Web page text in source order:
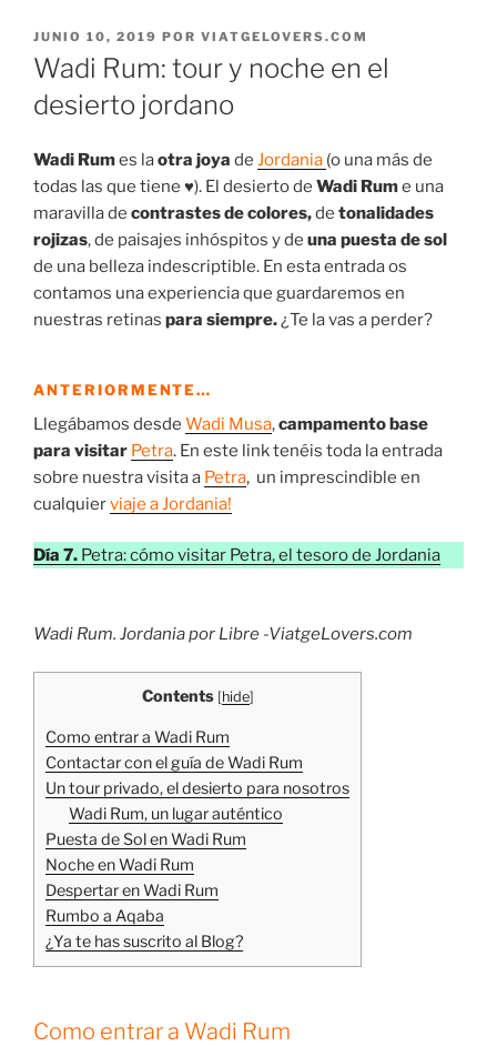
PUBLICADO
EL
JUNIO 10, 2019 POR VIATGELOVERS.COM
Wadi Rum: tour y noche en el
desierto jordano
Wadi Rumes laotra joya de Jordania (o una más de
todas las que tiene ♥). El desierto de Wadi Rume una
maravilla de contrastes de colores,de tonalidades
rojizas, de paisajes inhóspitos y de una puesta de sol
de una belleza indescriptible. En esta entrada os
contamos una experiencia que guardaremos en
nuestras retinas para siempre.¿Te la vas a perder?
ANTERIORMENTE…
Llegábamos desde Wadi Musa,campamento base
para visitar Petra. En este link tenéis toda la entrada
sobre nuestra visita a Petra, un imprescindible en
cualquierviaje a Jordania!
Día 7. Petra: cómo visitar Petra, el tesoro de Jordania
Wadi Rum. Jordania por Libre -ViatgeLovers.com
Contents [hide]
Como entrar a Wadi Rum
Contactar con el guía de Wadi Rum
Un tour privado, el desierto para nosotros
Wadi Rum, un lugar auténtico
Puesta de Sol en Wadi Rum
Noche en Wadi Rum
Despertar en Wadi Rum
Rumbo a Aqaba
¿Ya te has suscrito al Blog?
Como entrar a Wadi Rum